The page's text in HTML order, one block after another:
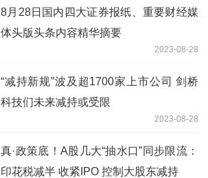
8月28日国内四大证券报纸、重要财经媒
体头版头条内容精华摘要
2023-08-28
“减持新规”波及超1700家上市公司 剑桥
科技们未来减持或受限
2023-08-28
真·政策底！A股几大“抽水口”同步限流：
印花税减半 收紧IPO 控制大股东减持